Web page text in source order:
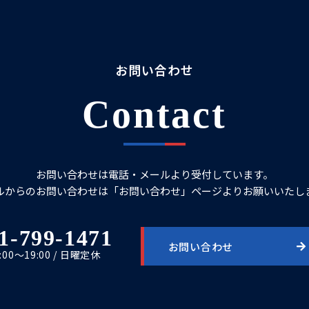
お問い合わせ
Contact
お問い合わせは電話・メールより受付しています。
からのお問い合わせは「お問い合わせ」ページよりお願いいたし
799-1471
～19:00 / 日曜定休
お問い合わせ